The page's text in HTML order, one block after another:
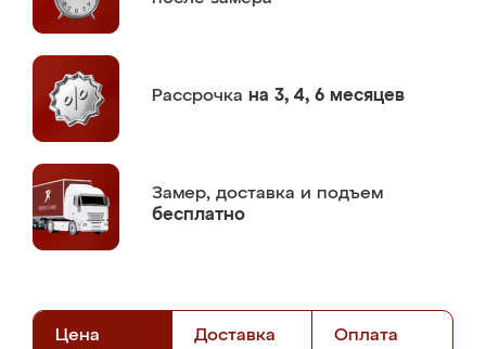
Рассрочка на 3, 4, 6 месяцев
Замер, доставка и подъем
бесплатно
Цена Доставка Оплата